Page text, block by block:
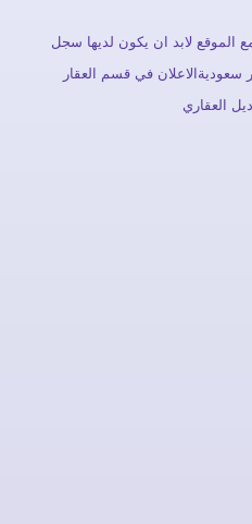
الموقع لابد ان يكون لديها سجل
في قسم العقار
العقاري